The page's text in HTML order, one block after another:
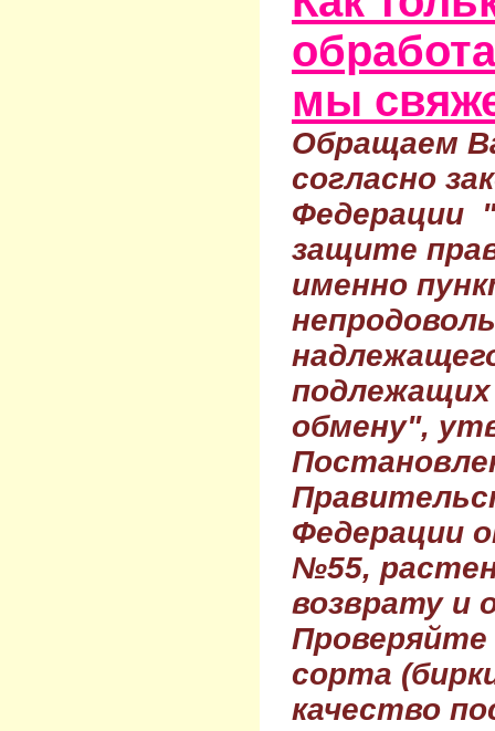
мы
Обращаем
согласно
Федерации
защите
именно
обмену",
Федерации
№55,
возврату и
Проверяйте
сорта
качество